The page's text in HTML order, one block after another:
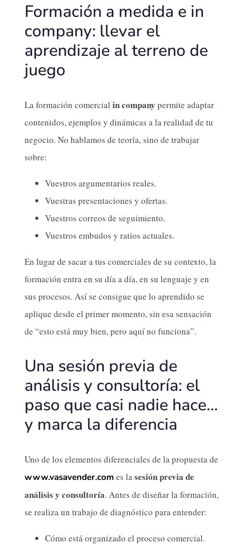
Formación a medida e in
company: llevar el
aprendizaje al terreno de
juego
La formación comercial in company permite adaptar
contenidos, ejemplos y dinámicas a la realidad de tu
negocio. No hablamos de teoría, sino de trabajar
sobre:
Vuestros argumentarios reales.
Vuestras presentaciones y ofertas.
Vuestros correos de seguimiento.
Vuestros embudos y ratios actuales.
En lugar de sacar a tus comerciales de su contexto, la
formación entra en su día a día, en su lenguaje y en
sus procesos. Así se consigue que lo aprendido se
aplique desde el primer momento, sin esa sensación
de “esto está muy bien, pero aquí no funciona”.
Una sesión previa de
análisis y consultoría: el
paso que casi nadie hace…
y marca la diferencia
Uno de los elementos diferenciales de la propuesta de
www.vasavender.com es lasesión previa de
análisis y consultoría. Antes de diseñar la formación,
se realiza un trabajo de diagnóstico para entender:
Cómo está organizado el proceso comercial.